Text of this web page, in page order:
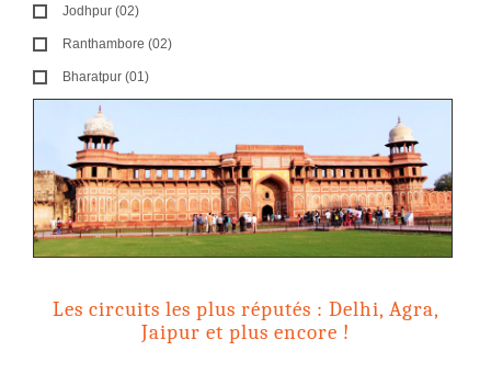
Jodhpur (02)
Ranthambore (02)
Bharatpur (01)
Les circuits les plus réputés : Delhi, Agra,
Jaipur et plus encore !